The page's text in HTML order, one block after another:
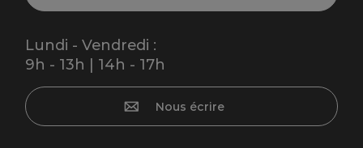
Lundi - Vendredi :
9h - 13h | 14h - 17h
Nous écrire